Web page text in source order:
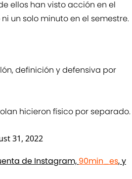
ellos han visto acción en el
un solo minuto en el semestre.
definición y defensiva por
hicieron físico por separado.
31, 2022
de Instagram, 90min_es, y